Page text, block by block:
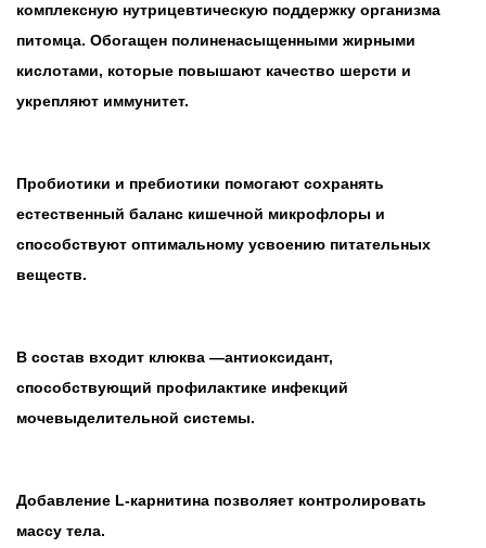
комплексную нутрицевтическую поддержку организма
питомца. Обогащен полиненасыщенными жирными
кислотами, которые повышают качество шерсти и
укрепляют иммунитет.
Пробиотики и пребиотики помогают сохранять
естественный баланс кишечной микрофлоры и
способствуют оптимальному усвоению питательных
веществ.
В состав входит клюква —антиоксидант,
способствующий профилактике инфекций
мочевыделительной системы.
Добавление L-карнитина позволяет контролировать
массу тела.